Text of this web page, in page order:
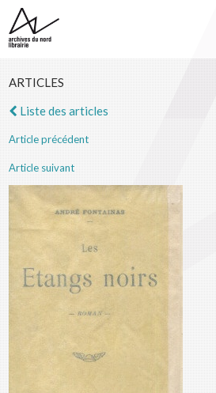
ARTICLES
Liste des articles
Article précédent
Article suivant